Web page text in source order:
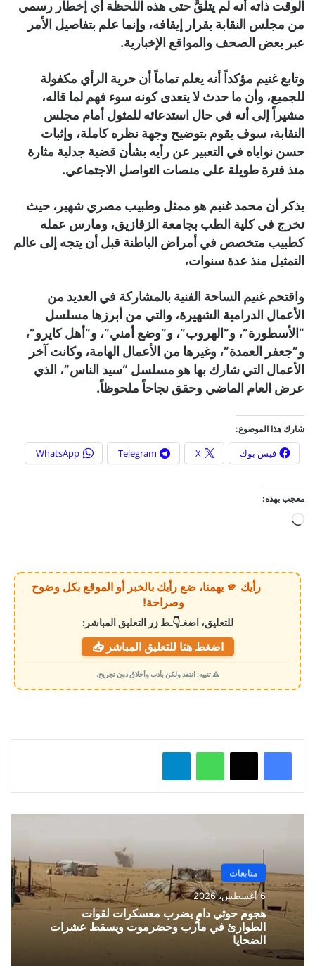
الوقت ذاته أنه لم يتلقَّ حتى هذه اللحظة أي إخطار رسمي
من مجلس النقابة بقرار إيقافه، وإنما علم بتفاصيل الأمر
عبر بعض الصحف والمواقع الإخبارية.
وتابع غنيم مؤكداً أنه يعلم تماماً أن حرية الرأي مكفولة
للجميع، وأن ما حدث لا يتعدى كونه سوء فهم لما قاله،
مشيراً إلى أنه في حال استدعائه للمثول أمام مجلس
النقابة، سوف يقوم بتوضيح وجهة نظره كاملة، وإثبات
حسن نواياه في التعبير عن رأيه بشأن قضية جدلية مثارة
منذ فترة طويلة على منصات التواصل الاجتماعي.
يذكر أن محمد غنيم هو ممثل وطبيب مصري شهير، حيث
تخرج في كلية الطب بجامعة الزقازيق، ومارس عمله
كطبيب متخصص في أمراض الباطنة قبل أن يتجه إلى عالم
التمثيل منذ عدة سنوات،
واقتحم غنيم الساحة الفنية بالمشاركة في العديد من
الأعمال الدرامية الشهيرة، والتي من أبرزها مسلسل
“الأسطورة”، و”الهروب”، و”وضع أمني”، و”أهل كايرو”،
و”جعفر العمدة”، وغيرها من الأعمال الهامة، وكانت آخر
الأعمال التي شارك بها هو مسلسل “سيد الناس”، الذي
عرض العام الماضي وحقق نجاحاً ملحوظاً.
شارك هذا الموضوع:
فيس بوك X
Telegram
WhatsApp
معجب بهذه:
ي
م
ي
رأيك 🫵 يهمنا، ضع رأيك بالخبر أو الموقع بكل وضوح
وصراحة!
للتعليق، اضغـ👇ـط زر التعليق المباشر:
اضغط هنا للتعليق المباشر 📥
⚠️ تنبيه: انتقد ولكن بأدب وأخلاق دون تجريح.
واتساب
متابعات
6 أغسطس، 2026
هجوم حوثي دامٍ يضرب معسكرات لقوات
الطوارئ في مأرب وحضرموت ويسقط عشرات
الضحايا